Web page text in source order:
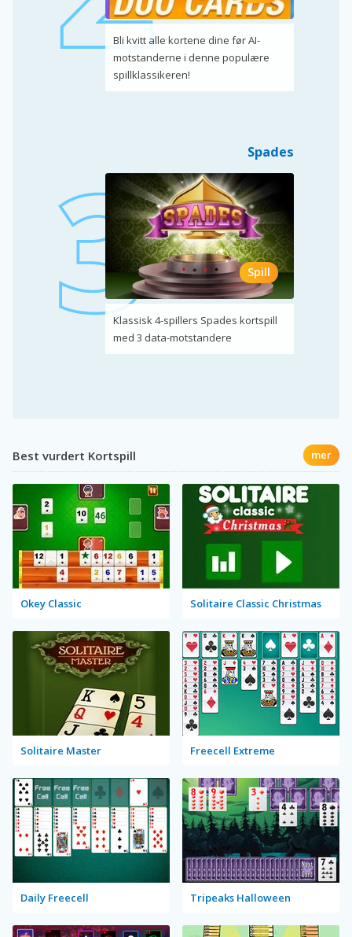
Bli kvitt alle kortene dine før AI-
motstanderne i denne populære
spillklassikeren!
Spades
Spill
Klassisk 4-spillers Spades kortspill
med 3 data-motstandere
Best vurdert Kortspill mer
Okey Classic Solitaire Classic Christmas
Solitaire Master Freecell Extreme
Daily Freecell Tripeaks Halloween